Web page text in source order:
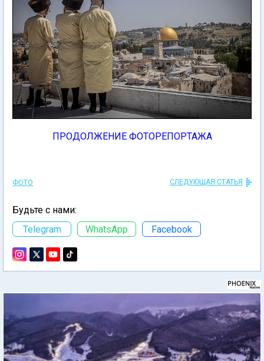
ПРОДОЛЖЕНИЕ ФОТОРЕПОРТАЖА
ФОТО СЛЕДУЮЩАЯ СТАТЬЯ
Будьте с нами:
Telegram
WhatsApp Facebook